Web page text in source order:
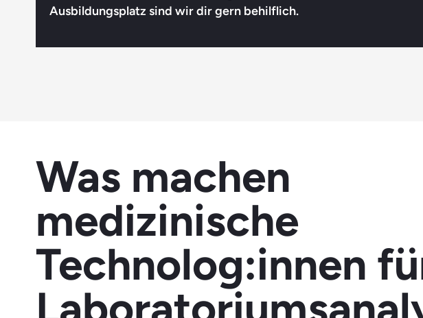
Ausbildungsplatz sind wir dir gern behilflich.
Was machen
medizinische
Technolog:innen